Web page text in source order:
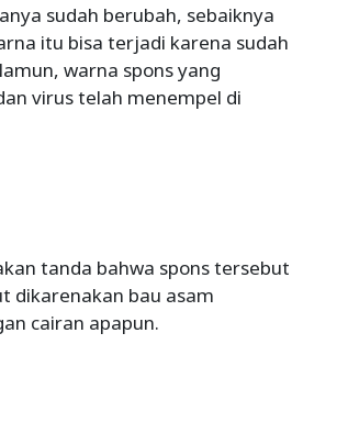
sudah berubah, sebaiknya
itu bisa terjadi karena sudah
warna spons yang
virus telah menempel di
tanda bahwa spons tersebut
dikarenakan bau asam
cairan apapun.